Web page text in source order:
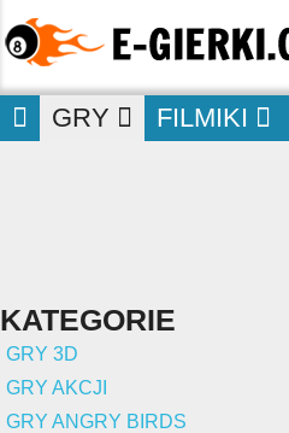
GRY FILMIKI
KATEGORIE
GRY 3D
GRY AKCJI
GRY ANGRY BIRDS